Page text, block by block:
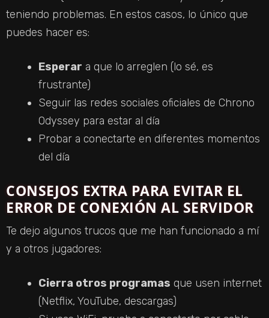
teniendo problemas. En estos casos, lo único que
puedes hacer es:
Esperar a que lo arreglen (lo sé, es
frustrante)
Seguir las redes sociales oficiales de Chrono
Odyssey para estar al día
Probar a conectarte en diferentes momentos
del día
CONSEJOS EXTRA PARA EVITAR EL
ERROR DE CONEXIÓN AL SERVIDOR
Te dejo algunos trucos que me han funcionado a mí
y a otros jugadores:
Cierra otros programas que usen internet
(Netflix, YouTube, descargas)